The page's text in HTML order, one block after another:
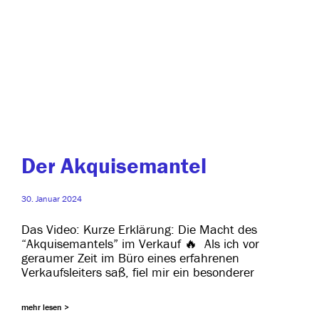
Der Akquisemantel
30. Januar 2024
Das Video: Kurze Erklärung: Die Macht des
“Akquisemantels” im Verkauf 🔥 Als ich vor
gerau­mer Zeit im Büro eines erfah­re­nen
Verkaufsleiters saß, fiel mir ein besonderer
mehr lesen >